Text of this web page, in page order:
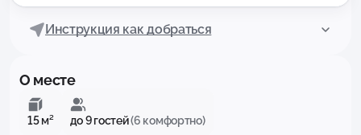
Инструкция как добраться
О месте
15 м² до 9 гостей(6 комфортно)